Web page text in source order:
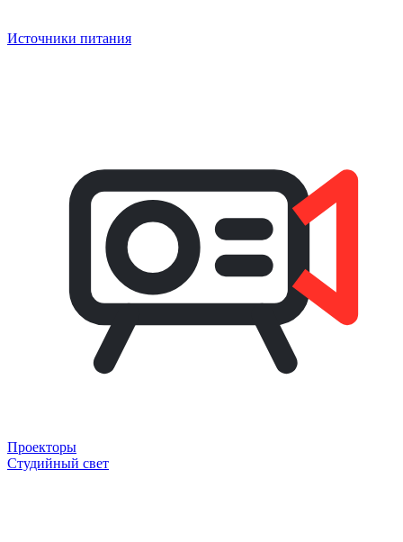
Источники питания
Проекторы
Студийный свет